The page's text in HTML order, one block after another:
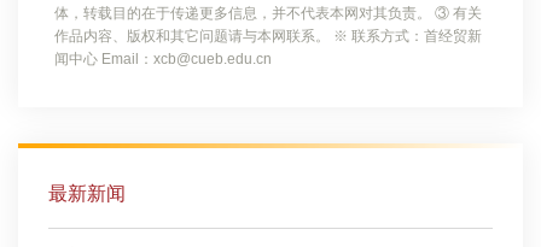
体，转载目的在于传递更多信息，并不代表本网对其负责。 ③ 有关
作品内容、版权和其它问题请与本网联系。 ※ 联系方式：首经贸新
闻中心 Email：xcb@cueb.edu.cn
最新新闻